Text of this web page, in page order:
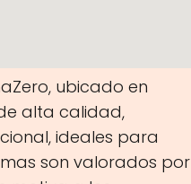
ubicado en
alta calidad,
ideales para
son valorados por